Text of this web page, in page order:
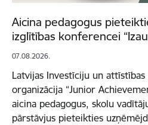
Aicina pedagogus
izglītības konferencei
07.08.2026.
Latvijas Investīciju un
organizācija “Junior
aicina pedagogus, skolu
pārstāvjus pieteikties